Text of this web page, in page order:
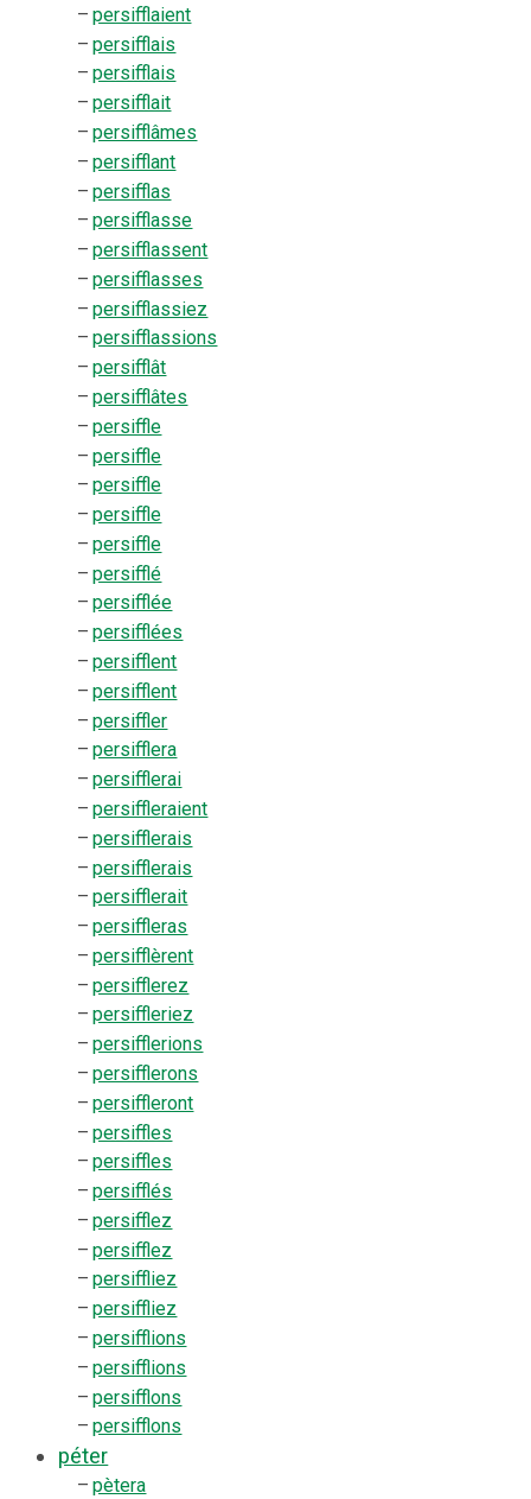
– persifflaient
– persifflais
– persifflais
– persifflait
– persifflâmes
– persifflant
– persifflas
– persifflasse
– persifflassent
– persifflasses
– persifflassiez
– persifflassions
– persifflât
– persifflâtes
– persiffle
– persiffle
– persiffle
– persiffle
– persiffle
– persifflé
– persifflée
– persifflées
– persifflent
– persifflent
– persiffler
– persifflera
– persifflerai
– persiffleraient
– persifflerais
– persifflerais
– persifflerait
– persiffleras
– persifflèrent
– persifflerez
– persiffleriez
– persifflerions
– persifflerons
– persiffleront
– persiffles
– persiffles
– persifflés
– persifflez
– persifflez
– persiffliez
– persiffliez
– persifflions
– persifflions
– persifflons
– persifflons
péter
– pètera